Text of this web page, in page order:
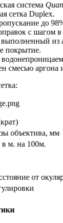
система
сетка Duplex.
до
с шагом
из
покрытие.
смесью аргона
объектива, мм
в м. на 100м.
от